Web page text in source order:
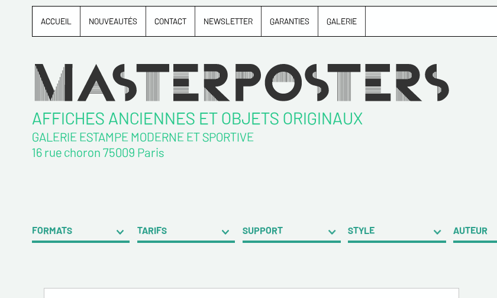
ACCUEIL NOUVEAUTÉS CONTACT NEWSLETTER GARANTIES GALERIE
AFFICHES ANCIENNES ET OBJETS ORIGINAUX
GALERIE ESTAMPE MODERNE ET SPORTIVE
16 rue choron 75009 Paris
FORMATS TARIFS SUPPORT STYLE AUTEUR